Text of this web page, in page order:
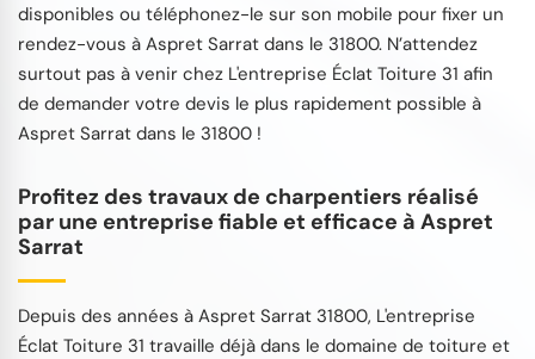
disponibles ou téléphonez-le sur son mobile pour fixer un
rendez-vous à Aspret Sarrat dans le 31800. N’attendez
surtout pas à venir chez L'entreprise Éclat Toiture 31 afin
de demander votre devis le plus rapidement possible à
Aspret Sarrat dans le 31800 !
Profitez des travaux de charpentiers réalisé
par une entreprise fiable et efficace à Aspret
Sarrat
Depuis des années à Aspret Sarrat 31800, L'entreprise
Éclat Toiture 31 travaille déjà dans le domaine de toiture et